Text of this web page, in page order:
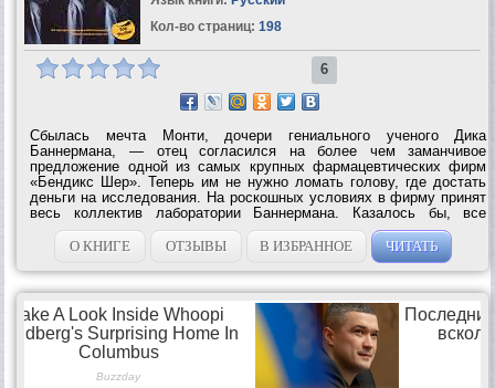
Кол-во страниц: 198
6
Сбылась мечта Монти, дочери гениального ученого Дика
Баннермана, — отец согласился на более чем заманчивое
предложение одной из самых крупных фармацевтических фирм
«Бендикс Шер». Теперь им не нужно ломать голову, где достать
деньги на исследования. На роскошных условиях в фирму принят
весь коллектив лаборатории Баннермана. Казалось бы, все
складывается прекрасно, но при странных обстоятельствах один
за другим стали погибать...
О КНИГЕ ОТЗЫВЫ В ИЗБРАННОЕ ЧИТАТЬ